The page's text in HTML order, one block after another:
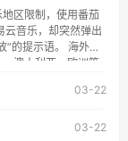
「海外用户收听腾
香港、澳门、台
家和地区工作、留
版权限制所困扰。
区限制，使用番茄
示语。 海外用
澳大利亚、欧洲等
播放。 遇到这
，无论人在香港、
03-22
03-22